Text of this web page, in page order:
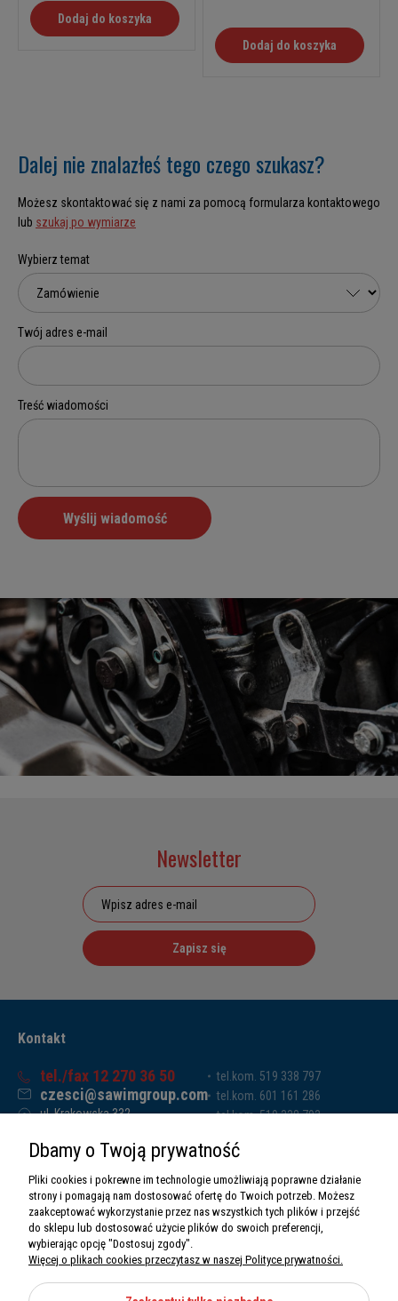
Dodaj do koszyka
Dodaj do koszyka
Dalej nie znalazłeś tego czego szukasz?
Możesz skontaktować się z nami za pomocą formularza kontaktowego
lub szukaj po wymiarze
Newsletter
Zapisz się
Kontakt
tel./fax 12 270 36 50
czesci@sawimgroup.com
ul. Krakowska 332,
Sawim Group Mariusz Zdyb sp. k.
NIP: 5130284470
REGON: 5246591010
tel.kom. 519 338 797
tel.kom. 601 161 286
tel.kom. 519 338 793
O nas
Dbamy o Twoją prywatność
Pliki cookies i pokrewne im technologie umożliwiają poprawne działanie
strony i pomagają nam dostosować ofertę do Twoich potrzeb. Możesz
zaakceptować wykorzystanie przez nas wszystkich tych plików i przejść
do sklepu lub dostosować użycie plików do swoich preferencji,
wybierając opcję "Dostosuj zgody".
Więcej o plikach cookies przeczytasz w naszej Polityce prywatności.